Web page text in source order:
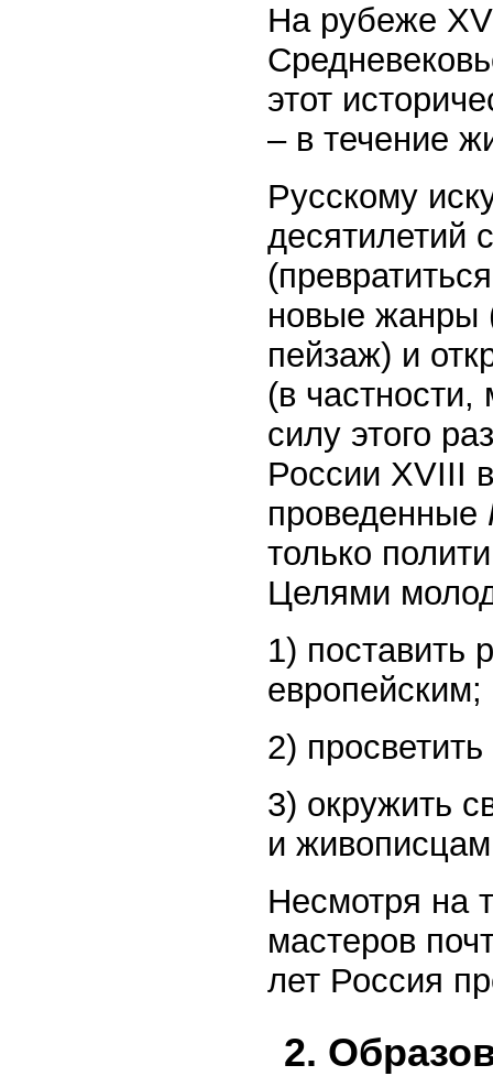
На рубеже
этот
– в течение
Русскому
десятилетий
новые жанры
пейзаж) и
(в
силу этого
России XVIII
проведенные
только
Целями
1) поставить
европейским;
2)
3) окружить
и
Несмотря на
мастеров
лет Россия
2.